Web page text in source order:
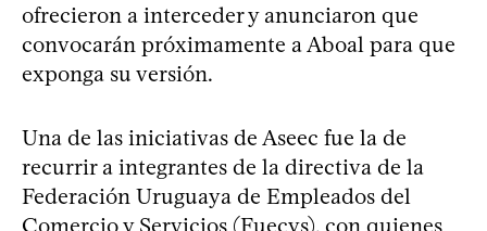
ofrecieron a interceder y anunciaron que
convocarán próximamente a Aboal para que
exponga su versión.
Una de las iniciativas de Aseec fue la de
recurrir a integrantes de la directiva de la
Federación Uruguaya de Empleados del
Comercio y Servicios (Fuecys), con quienes